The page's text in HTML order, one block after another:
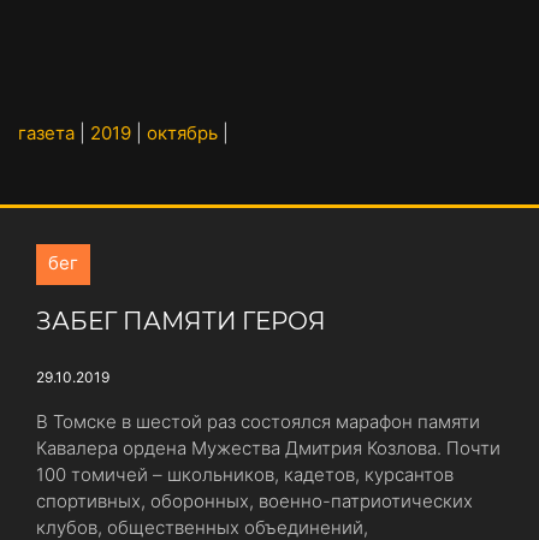
газета 2019 октябрь
бег
ЗАБЕГ ПАМЯТИ ГЕРОЯ
29.10.2019
В Томске в шестой раз состоялся марафон памяти
Кавалера ордена Мужества Дмитрия Козлова. Почти
100 томичей – школьников, кадетов, курсантов
спортивных, оборонных, военно-патриотических
клубов, общественных объединений,